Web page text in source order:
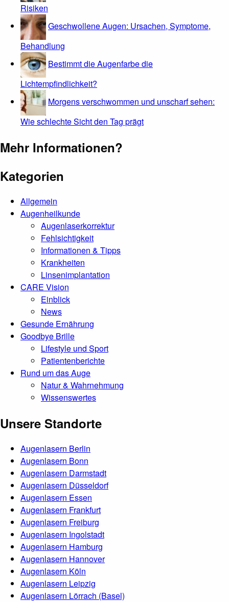
Risiken
Geschwollene Augen: Ursachen, Symptome,
Behandlung
Bestimmt die Augenfarbe die
Lichtempfindlichkeit?
Morgens verschwommen und unscharf sehen:
Wie schlechte Sicht den Tag prägt
Mehr Informationen?
Kategorien
Allgemein
Augenheilkunde
Augenlaserkorrektur
Fehlsichtigkeit
Informationen & Tipps
Krankheiten
Linsenimplantation
CARE Vision
Einblick
News
Gesunde Ernährung
Goodbye Brille
Lifestyle und Sport
Patientenberichte
Rund um das Auge
Natur & Wahrnehmung
Wissenswertes
Unsere Standorte
Augenlasern Berlin
Augenlasern Bonn
Augenlasern Darmstadt
Augenlasern Düsseldorf
Augenlasern Essen
Augenlasern Frankfurt
Augenlasern Freiburg
Augenlasern Ingolstadt
Augenlasern Hamburg
Augenlasern Hannover
Augenlasern Köln
Augenlasern Leipzig
Augenlasern Lörrach (Basel)